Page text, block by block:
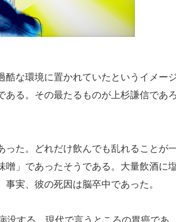
な環境に置かれていたというイメー
る。その最たるものが上杉謙信であろ
た。どれだけ飲んでも乱れることが
」であったそうである。大量飲酒に
実、彼の死因は脳卒中であった。
する。現代で言うところの胃癌であ